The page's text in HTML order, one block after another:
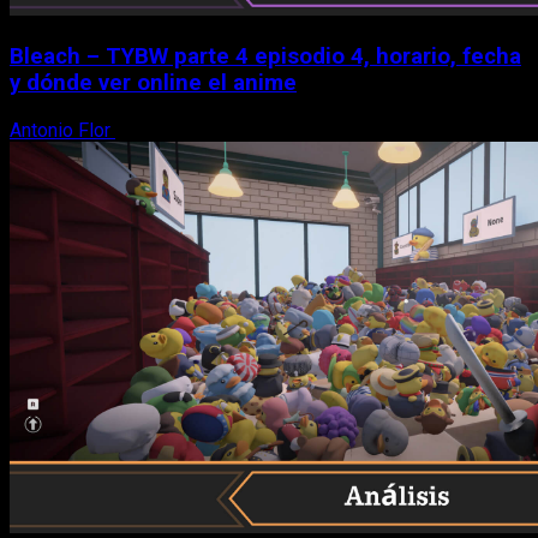
Bleach – TYBW parte 4 episodio 4, horario, fecha
y dónde ver online el anime
Antonio Flor